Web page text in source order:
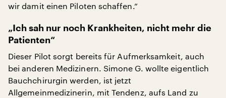
wir damit einen Piloten schaffen.“
„Ich sah nur noch Krankheiten, nicht mehr die
Patienten“
Dieser Pilot sorgt bereits für Aufmerksamkeit, auch
bei anderen Medizinern. Simone G. wollte eigentlich
Bauchchirurgin werden, ist jetzt
Allgemeinmedizinerin, mit Tendenz, aufs Land zu